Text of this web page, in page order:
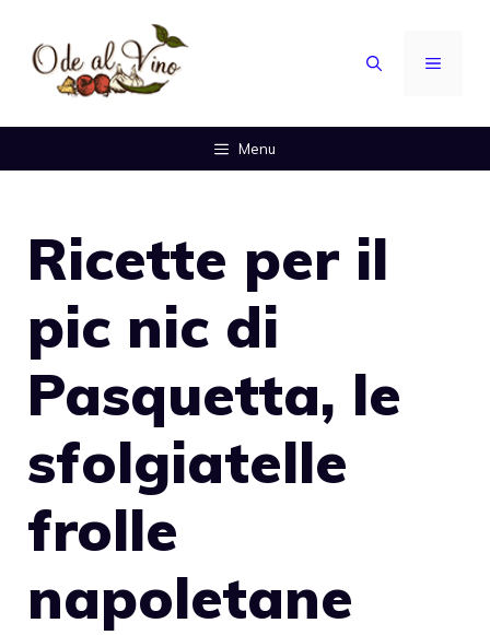
contenuto
MENU
Menu
Ricette per il
pic nic di
Pasquetta, le
sfolgiatelle
frolle
napoletane